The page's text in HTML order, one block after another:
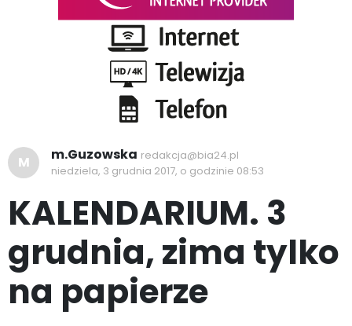
M m.Guzowska redakcja@bia24.pl
niedziela, 3 grudnia 2017, o godzinie 08:53
KALENDARIUM. 3
grudnia, zima tylko
na papierze